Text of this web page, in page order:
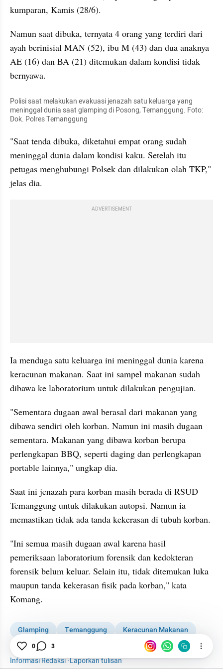
kumparan, Kamis (28/6).
Namun saat dibuka, ternyata 4 orang yang terdiri dari
ayah berinisial MAN (52), ibu M (43) dan dua anaknya
AE (16) dan BA (21) ditemukan dalam kondisi tidak
bernyawa.
Polisi saat melakukan evakuasi jenazah satu keluarga yang
meninggal dunia saat glamping di Posong, Temanggung. Foto:
Dok. Polres Temanggung
"Saat tenda dibuka, diketahui empat orang sudah
meninggal dunia dalam kondisi kaku. Setelah itu
petugas menghubungi Polsek dan dilakukan olah TKP,"
jelas dia.
ADVERTISEMENT
Ia menduga satu keluarga ini meninggal dunia karena
keracunan makanan. Saat ini sampel makanan sudah
dibawa ke laboratorium untuk dilakukan pengujian.
"Sementara dugaan awal berasal dari makanan yang
dibawa sendiri oleh korban. Namun ini masih dugaan
sementara. Makanan yang dibawa korban berupa
perlengkapan BBQ, seperti daging dan perlengkapan
portable lainnya," ungkap dia.
Saat ini jenazah para korban masih berada di RSUD
Temanggung untuk dilakukan autopsi. Namun ia
memastikan tidak ada tanda kekerasan di tubuh korban.
"Ini semua masih dugaan awal karena hasil
pemeriksaan laboratorium forensik dan kedokteran
forensik belum keluar. Selain itu, tidak ditemukan luka
maupun tanda kekerasan fisik pada korban," kata
Komang.
Glamping Temanggung
Keracunan Makanan
News
Sekeluarga Tewas di Glamping Temanggung
Informasi Redaksi·Laporkan tulisan
0 3